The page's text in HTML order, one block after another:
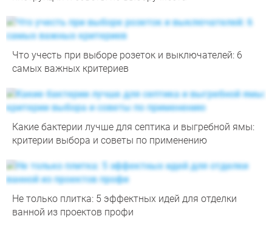
Что учесть при выборе розеток и выключателей: 6
самых важных критериев
Какие бактерии лучше для септика и выгребной ямы:
критерии выбора и советы по применению
Не только плитка: 5 эффектных идей для отделки
ванной из проектов профи